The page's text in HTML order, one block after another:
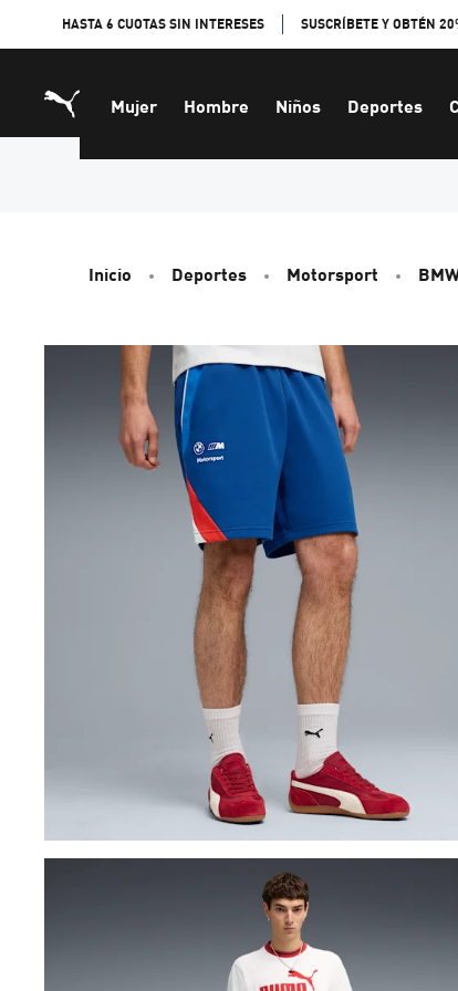
HASTA 6 CUOTAS SIN INTERESES SUSCRÍBETE Y OBTÉN
Mujer Hombre Niños Deportes
Inicio Deportes Motorsport